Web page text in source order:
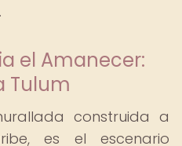
el Amanecer:
Tulum
construida a
es el escenario